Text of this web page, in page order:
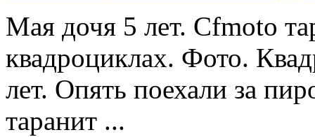
Мая дочя 5 лет. Cfmoto
квадроциклах. Фото.
лет. Опять поехали за
таранит ...